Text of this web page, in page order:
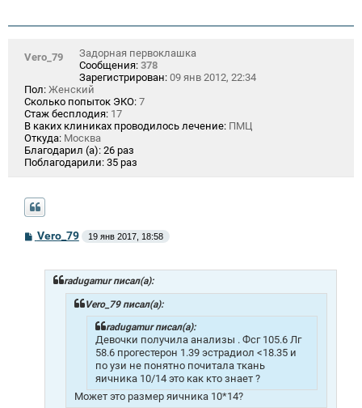
Vero_79
Задорная первоклашка
Сообщения: 378
Зарегистрирован: 09 янв 2012, 22:34
Пол: Женский
Сколько попыток ЭКО: 7
Стаж бесплодия: 17
В каких клиниках проводилось лечение: ПМЦ
Откуда: Москва
Благодарил (а): 26 раз
Поблагодарили: 35 раз
СVero_79 19 янв 2017, 18:58
radugamur писал(а):
Vero_79 писал(а):
radugamur писал(а):
Девочки получила анализы . Фсг 105.6 Лг
58.6 прогестерон 1.39 эстрадиол <18.35 и
по узи не понятно почитала ткань
яичника 10/14 это как кто знает ?
Может это размер яичника 10*14?